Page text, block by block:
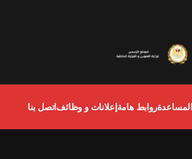
روابط هامةإعلانات و وظائفاتصل بنا